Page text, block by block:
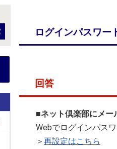
ログインパスワー
回答
■ネット倶楽部にメー
Webでログインパス
＞ 再設定はこちら